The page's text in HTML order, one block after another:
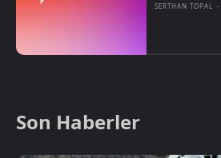
SERTHAN TOPAL -
Son Haberler